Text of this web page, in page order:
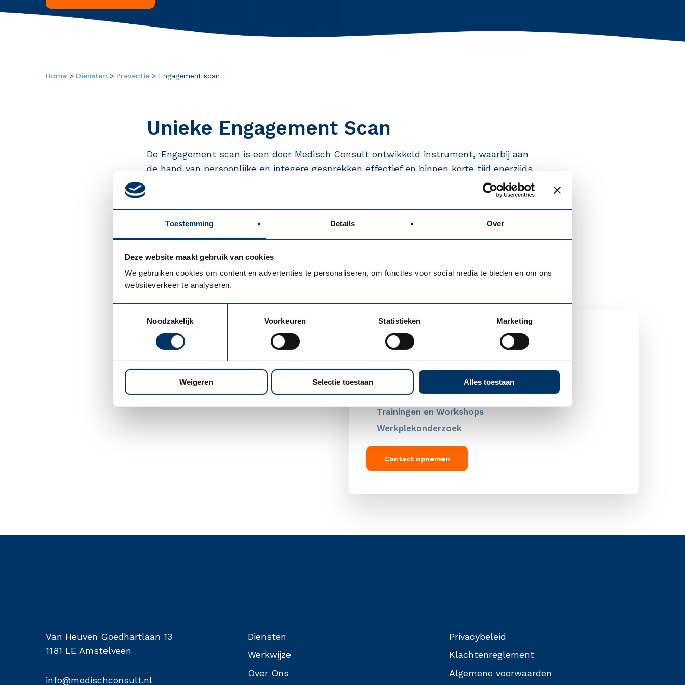
Toestemming Details Over
Deze website maakt gebruik van cookies
We gebruiken cookies om content en advertenties te personaliseren, om functies voor social media te bieden en om ons
websiteverkeer te analyseren.
Noodzakelijk
Voorkeuren Statistieken Marketing
Weigeren Selectie toestaan Alles toestaan
Home > Diensten > Preventie > Engagement scan
Unieke Engagement Scan
De Engagement scan is een door Medisch Consult ontwikkeld instrument, waarbij aan
de hand van persoonlijke en integere gesprekken effectief en binnen korte tijd enerzijds
inzicht wordt verkregen in de leiderschapsstijl, (team)werkcultuur, verbindend en
Anderzijds brengt het in kaart welke medewerkers in het team een verhoogd risico
hebben op een lagere inzetbaarheid of verzuim. Het geeft ook concrete handvatten voor
preventie-algemeen en gezondheidsbewaking van het management zelf.
Preventie
Engagement scan
PAGO / PMO
Trainingen en Workshops
Werkplekonderzoek
Contact opnemen
Van Heuven Goedhartlaan 13
1181 LE Amstelveen
info@medischconsult.nl
Diensten
Werkwijze
Over Ons
Privacybeleid
Klachtenreglement
Algemene voorwaarden